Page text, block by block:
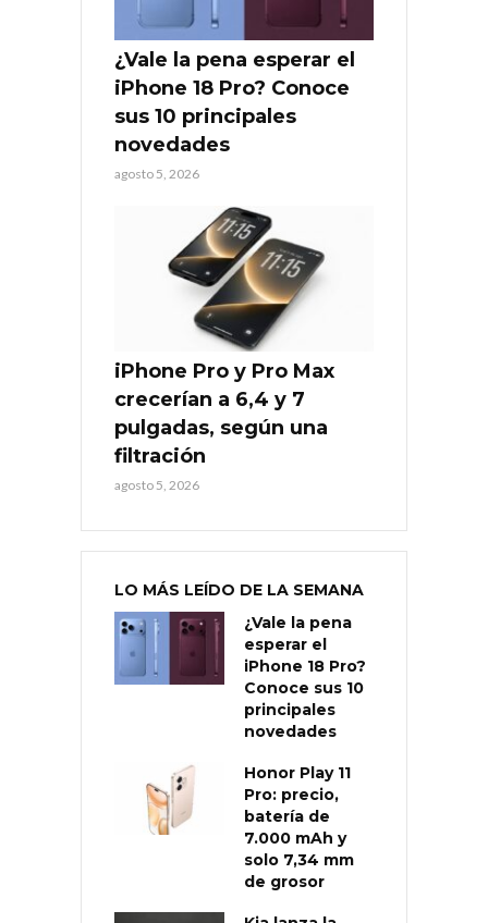
¿Vale la pena esperar el
iPhone 18 Pro? Conoce
sus 10 principales
novedades
agosto 5, 2026
iPhone Pro y Pro Max
crecerían a 6,4 y 7
pulgadas, según una
filtración
agosto 5, 2026
LO MÁS LEÍDO DE LA SEMANA
¿Vale la pena
esperar el
iPhone 18 Pro?
Conoce sus 10
principales
novedades
Honor Play 11
Pro: precio,
batería de
7.000 mAh y
solo 7,34 mm
de grosor